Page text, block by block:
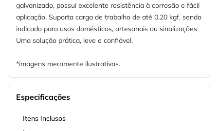
galvanizado, possui excelente resistência à corrosão e fácil
aplicação. Suporta carga de trabalho de até 0,20 kgf, sendo
indicado para usos domésticos, artesanais ou sinalizações.
Uma solução prática, leve e confiável.
*imagens meramente ilustrativas.
Especificações
Itens Inclusos
.